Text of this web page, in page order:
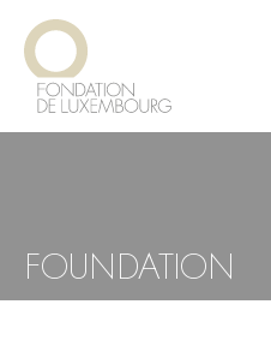
Direkt
zum
Inhalt
FOUNDATION
Cookie-Einstellungen